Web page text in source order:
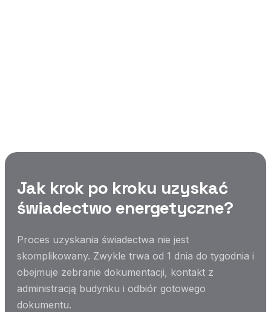
Jak krok po kroku uzyskać
świadectwo energetyczne?
Proces uzyskania świadectwa nie jest
skomplikowany. Zwykle trwa od 1 dnia do tygodnia i
obejmuje zebranie dokumentacji, kontakt z
administracją budynku i odbiór gotowego
dokumentu.